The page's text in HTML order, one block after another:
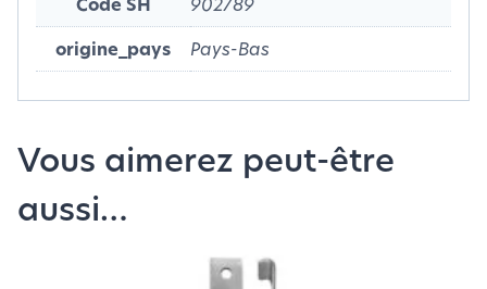
origine_pays Pays-Bas
Vous aimerez peut-être
aussi…